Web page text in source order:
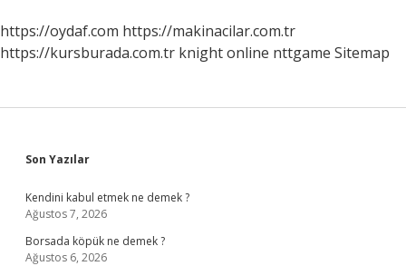
https://oydaf.com https://makinacilar.com.tr
https://kursburada.com.tr knight online nttgame Sitemap
Sidebar
Son Yazılar
Kendini kabul etmek ne demek ?
Ağustos 7, 2026
Borsada köpük ne demek ?
Ağustos 6, 2026